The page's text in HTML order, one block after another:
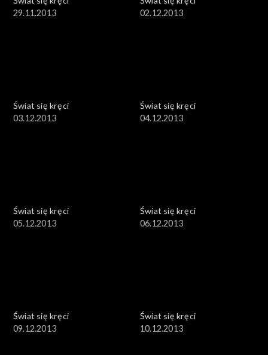
29.11.2013
02.12.2013
Świat się kręci
03.12.2013
Świat się kręci
04.12.2013
Świat się kręci
05.12.2013
Świat się kręci
06.12.2013
Świat się kręci
09.12.2013
Świat się kręci
10.12.2013